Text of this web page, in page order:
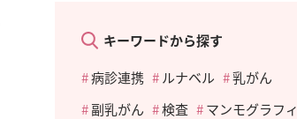
キーワードから探す
病診連携
ルナベル
乳がん
副乳がん
検査
マンモグラフィ